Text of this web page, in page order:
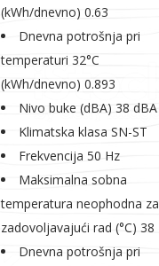
(kWh/dnevno) 0.63
Dnevna potrošnja pri
temperaturi 32°C
(kWh/dnevno) 0.893
Nivo buke (dBA) 38 dBA
Klimatska klasa SN-ST
Frekvencija 50 Hz
Maksimalna sobna
temperatura neophodna za
zadovoljavajući rad (°C) 38
Dnevna potrošnja pri